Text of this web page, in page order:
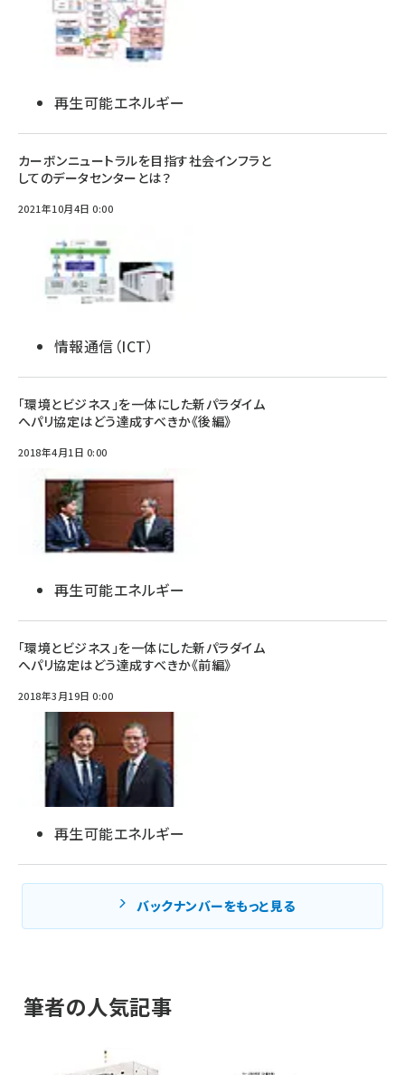
再生可能エネルギー
カーボンニュートラルを目指す社会インフラと
してのデータセンターとは？
2021年10月4日 0:00
情報通信（ICT）
「環境とビジネス」を一体にした新パラダイム
へパリ協定はどう達成すべきか《後編》
2018年4月1日 0:00
再生可能エネルギー
「環境とビジネス」を一体にした新パラダイム
へパリ協定はどう達成すべきか《前編》
2018年3月19日 0:00
再生可能エネルギー
バックナンバーをもっと見る
筆者の人気記事